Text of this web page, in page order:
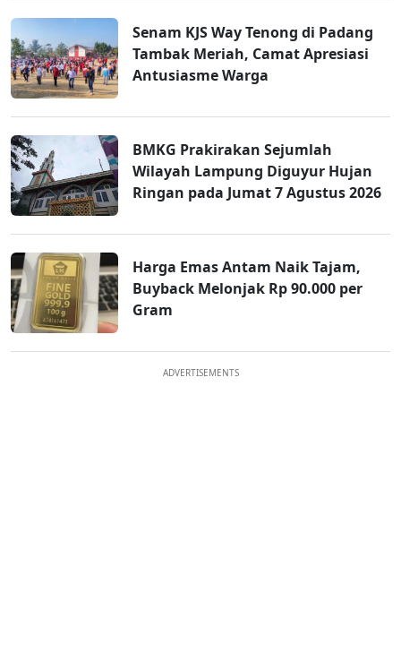
Senam KJS Way Tenong di Padang
Tambak Meriah, Camat Apresiasi
Antusiasme Warga
BMKG Prakirakan Sejumlah
Wilayah Lampung Diguyur Hujan
Ringan pada Jumat 7 Agustus 2026
Harga Emas Antam Naik Tajam,
Buyback Melonjak Rp 90.000 per
Gram
ADVERTISEMENTS